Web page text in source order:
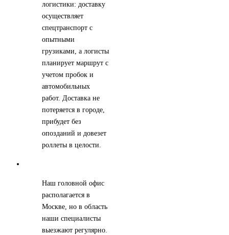
логистики: доставку
осуществляет
спецтранспорт с
опытными
грузиками, а логисты
планирует маршрут с
учетом пробок и
автомобильных
работ. Доставка не
потеряется в городе,
прибудет без
опозданий и довезет
роллеты в целости.
Наш головной офис
располагается в
Москве, но в область
наши специалисты
выезжают регулярно.